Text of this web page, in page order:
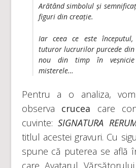
Arătând simbolul și
figuri din creație.
Iar ceea ce este
tuturor lucrurilor purcede din
nou din timp în
misterele…
Pentru a o analiza,
observa crucea care
cuvinte:SIGNATURA
titlul acestei gravuri. Cu
spune că puterea se află
care Avatarul